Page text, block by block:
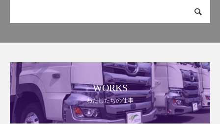
WORKS
わたしたちの仕事